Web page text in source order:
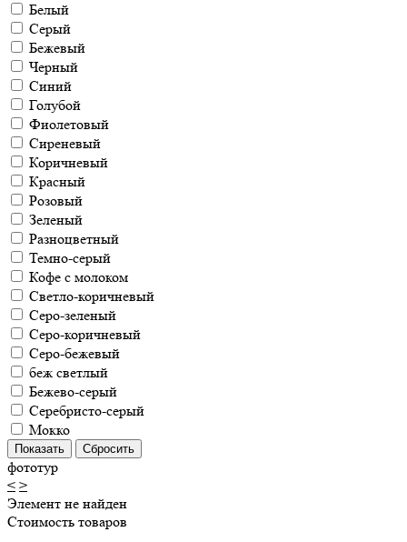
Белый
Серый
Бежевый
Черный
Синий
Голубой
Фиолетовый
Сиреневый
Коричневый
Красный
Розовый
Зеленый
Разноцветный
Темно-серый
Кофе с молоком
Светло-коричневый
Серо-зеленый
Серо-коричневый
Серо-бежевый
беж светлый
Бежево-серый
Серебристо-серый
Мокко
фототур
< >
Элемент не найден
Стоимость товаров